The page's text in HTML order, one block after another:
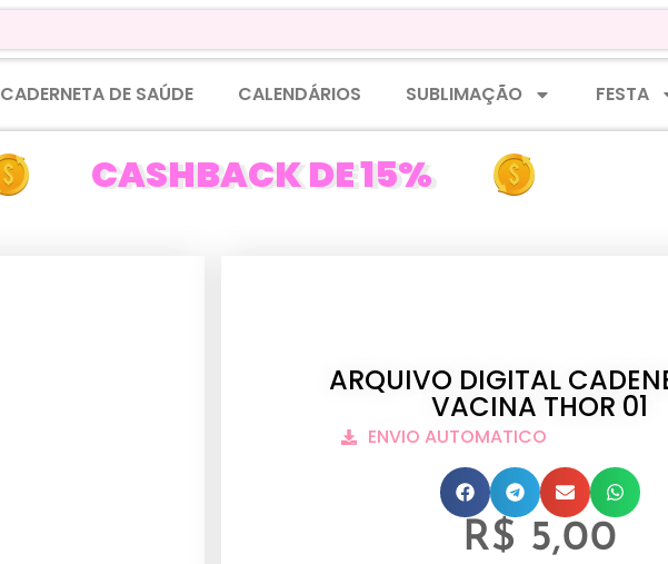
CADERNETA DE SAÚDE CALENDÁRIOS SUBLIMAÇÃO FESTA
CASHBACK DE 15%
ARQUIVO DIGITAL
VACINA THOR 01
ENVIO AUTOMATICO
R$ 5,00